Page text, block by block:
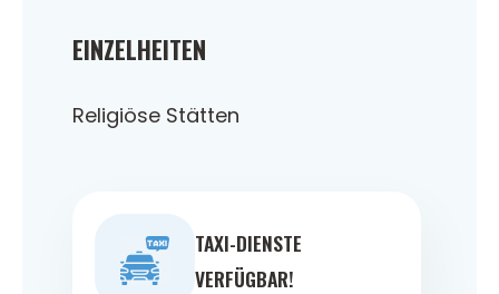
EINZELHEITEN
Religiöse Stätten
TAXI-DIENSTE
VERFÜGBAR!